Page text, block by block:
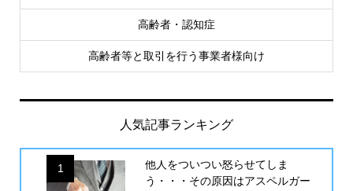
高齢者・認知症
高齢者等と取引を行う事業者様向け
人気記事ランキング
1
他人をついつい怒らせてしま
う・・・その原因はアスペルガー